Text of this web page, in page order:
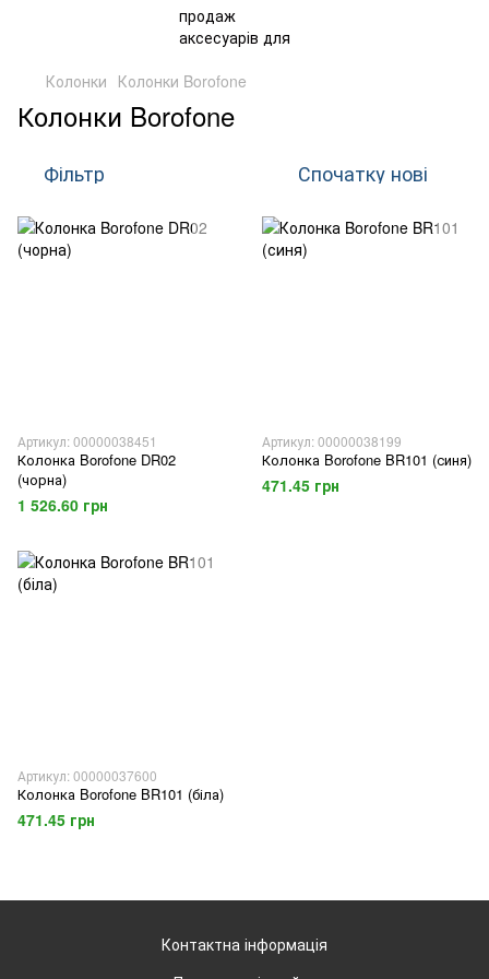
Колонки Колонки Borofone
Колонки Borofone
Фільтр Спочатку нові
Артикул: 00000038451
Колонка Borofone DR02
(чорна)
1 526.60 грн
Артикул: 00000038199
Колонка Borofone BR101 (синя)
471.45 грн
Артикул: 00000037600
Колонка Borofone BR101 (біла)
471.45 грн
Контактна інформація